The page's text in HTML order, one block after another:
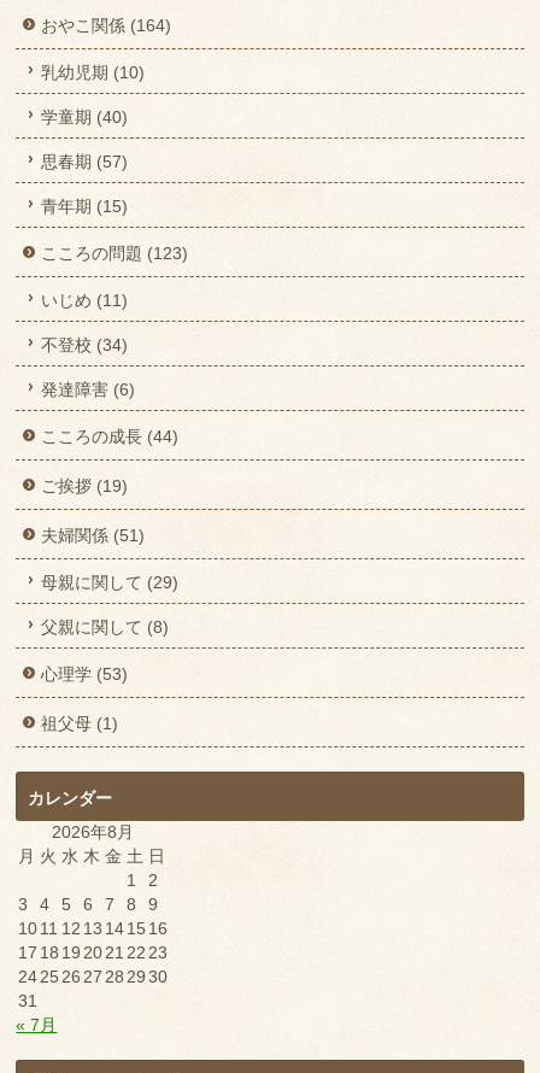
おやこ関係 (164)
乳幼児期 (10)
学童期 (40)
思春期 (57)
青年期 (15)
こころの問題 (123)
いじめ (11)
不登校 (34)
発達障害 (6)
こころの成長 (44)
ご挨拶 (19)
夫婦関係 (51)
母親に関して (29)
父親に関して (8)
心理学 (53)
祖父母 (1)
カレンダー
2026年8月
月 火 水 木 金 土 日
1
2
3
4 5 6 7 8
9
1011 12 13 141516
17 1819 202122 23
242526 27 28 29 30
31
« 7月